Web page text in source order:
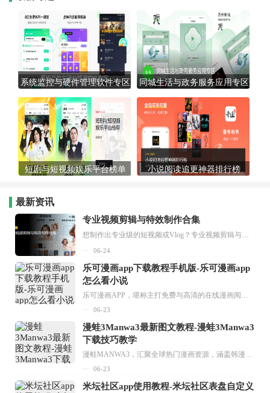
系统监控与硬件管理软件专区 同城生活与政务服务应用专区
短剧与短视频娱乐平台榜单 小说阅读追更神器排行榜
最新资讯
专业视频剪辑与特效制作合集
想制作出专业级的短视频或Vlog？专业视频剪辑与特效制作大全专题为你提供了从剪辑、抠像到特效包装的全套解决方案。无论是添加炫酷的片头、进行精准的视频抠图，还是制...
06-24
乐可漫画app下载教程手机版-乐可漫画app
怎么看小说
乐可漫画APP，堪称主打免费与高清的在线漫画阅读神器。其官方版提供海量完整版漫画资源，无论是国内漫画，还是日漫、韩漫、台漫、美漫等国外漫画，应有尽有，随时供你阅读。只需轻点一下，便能直接进入阅读界面。不仅如此，乐可漫画最新版本更新速度极快，在这里，你总能抢先看到全网一手漫画章节内容！...
06-23
漫蛙3Manwa3最新图文教程-漫蛙3Manwa3
下载技巧教学
漫蛙MANWA3，汇聚全球热门漫画资源，涵盖韩漫、欧美漫画、国漫等多种类型，题材丰富多样，全方位满足用户阅读喜好。它不仅是阅读平台，更是创作平台，为广大用户打造零门槛创作环境。...
06-23
米坛社区app使用教程-米坛社区表盘自定义